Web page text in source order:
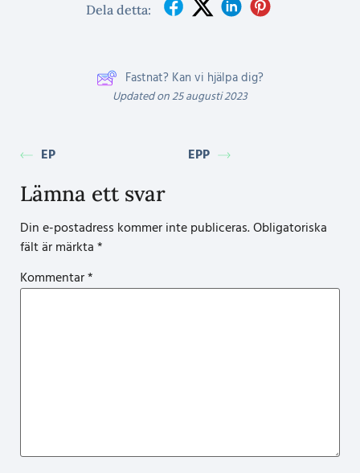
Dela detta:
Fastnat? Kan vi hjälpa dig?
Updated on 25 augusti 2023
EP EPP
Lämna ett svar
Din e-postadress kommer inte publiceras.Obligatoriska
fält är märkta*
Kommentar*